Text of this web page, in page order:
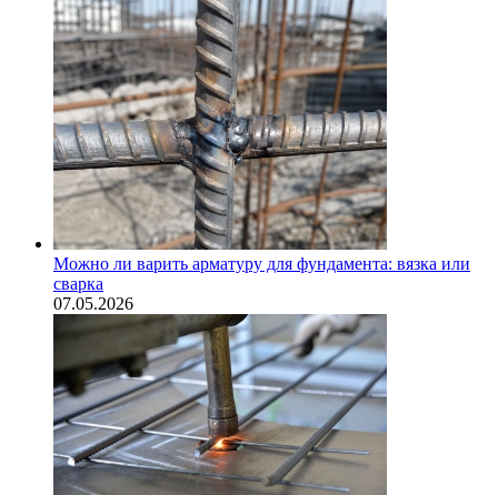
Можно ли варить арматуру для фундамента: вязка или
сварка
07.05.2026